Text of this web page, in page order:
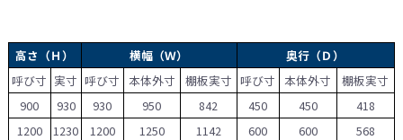
高さ（Ｈ） 横幅（Ｗ）
奥行（Ｄ）
呼び寸 実寸 呼び寸 本体外寸 棚板実寸 呼び寸 本体外寸
棚板実寸
900
930 930 950 842 450 450
418
1200
1230 1200 1250 1142 600 600
568